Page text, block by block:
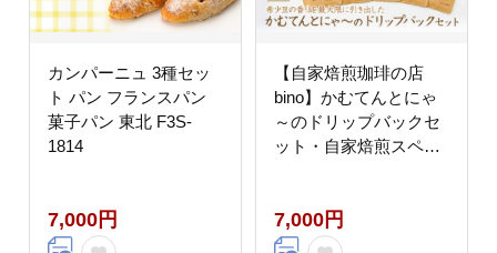
カンパーニュ 3種セッ
ト パン フランスパン
菓子パン 東北 F3S-
1814
7,000円
【自家焙煎珈琲の店
bino】かむてんとにゃ
～のドリップバックセ
ット・自家焙煎スペシ
7,000円